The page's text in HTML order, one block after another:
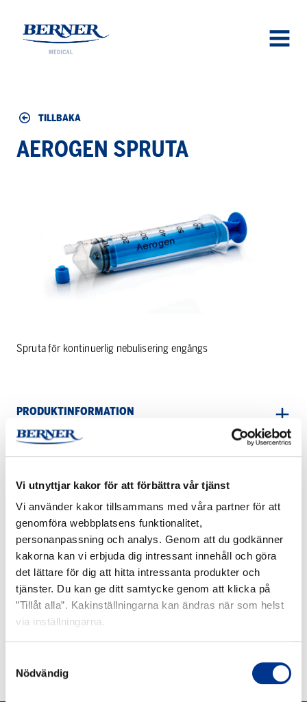
Vi utnyttjar kakor för att förbättra vår tjänst
Vi använder kakor tillsammans med våra partner för att
genomföra webbplatsens funktionalitet,
personanpassning och analys. Genom att du godkänner
kakorna kan vi erbjuda dig intressant innehåll och göra
det lättare för dig att hitta intressanta produkter och
tjänster. Du kan ge ditt samtycke genom att klicka på
”Tillåt alla”. Kakinställningarna kan ändras när som helst
via inställningarna.
Nödvändig
TILLBAKA
AEROGEN SPRUTA
Spruta för kontinuerlig nebulisering engångs
PRODUKTINFORMATION
RELATERADE PRODUKTER
Andningstränare
IMT
Aerogen